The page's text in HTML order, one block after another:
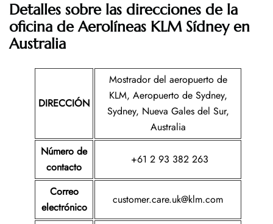
Detalles sobre las direcciones de la
oficina de Aerolíneas KLM Sídney en
Australia
DIRECCIÓN
Mostrador del aeropuerto de
KLM, Aeropuerto de Sydney,
Sydney, Nueva Gales del Sur,
Australia
Número de
contacto
+61 2 93 382 263
Correo
electrónico
customer.care.uk@klm.com